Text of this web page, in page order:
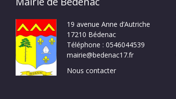
19 avenue Anne d’Autriche
17210 Bédenac
Téléphone : 0546044539
mairie@bedenac17.fr
Nous contacter